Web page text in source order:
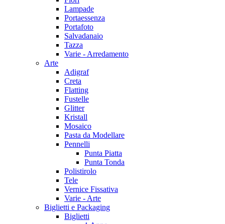
Lampade
Portaessenza
Portafoto
Salvadanaio
Tazza
Varie - Arredamento
Arte
Adigraf
Creta
Flatting
Fustelle
Glitter
Kristall
Mosaico
Pasta da Modellare
Pennelli
Punta Piatta
Punta Tonda
Polistirolo
Tele
Vernice Fissativa
Varie - Arte
Biglietti e Packaging
Biglietti